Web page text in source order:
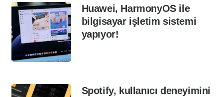
Huawei, HarmonyOS ile
bilgisayar işletim sistemi
yapıyor!
Spotify, kullanıcı deneyimini